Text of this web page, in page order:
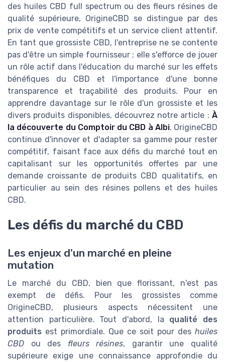
des huiles CBD full spectrum ou des fleurs résines de
qualité supérieure, OrigineCBD se distingue par des
prix de vente compétitifs et un service client attentif.
En tant que grossiste CBD, l'entreprise ne se contente
pas d'être un simple fournisseur ; elle s'efforce de jouer
un rôle actif dans l'éducation du marché sur les effets
bénéfiques du CBD et l'importance d'une bonne
transparence et traçabilité des produits. Pour en
apprendre davantage sur le rôle d'un grossiste et les
divers produits disponibles, découvrez notre article : À
la découverte du Comptoir du CBD à Albi. OrigineCBD
continue d'innover et d'adapter sa gamme pour rester
compétitif, faisant face aux défis du marché tout en
capitalisant sur les opportunités offertes par une
demande croissante de produits CBD qualitatifs, en
particulier au sein des résines pollens et des huiles
CBD.
Les défis du marché du CBD
Les enjeux d'un marché en pleine
mutation
Le marché du CBD, bien que florissant, n'est pas
exempt de défis. Pour les grossistes comme
OrigineCBD, plusieurs aspects nécessitent une
attention particulière. Tout d'abord, la qualité des
produits est primordiale. Que ce soit pour des huiles
CBD ou des fleurs résines, garantir une qualité
supérieure exige une connaissance approfondie du